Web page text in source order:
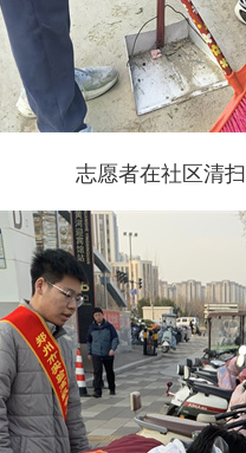
志愿者在社区清